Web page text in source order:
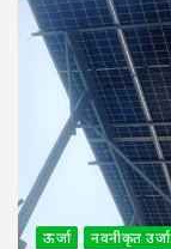
ऊर्जा नवनीकृत उर्जा